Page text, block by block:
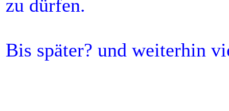
zu dürfen.
Bis später? und weiterhin